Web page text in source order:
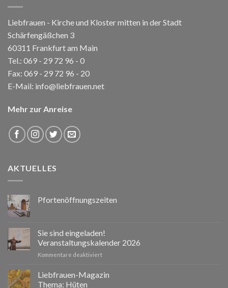
Liebfrauen - Kirche und Kloster mitten in der Stadt
Schärfengäßchen 3
60311 Frankfurt am Main
Tel.: 069 - 29 72 96 - 0
Fax: 069 - 29 72 96 - 20
E-Mail: info@liebfrauen.net
Mehr zur Anreise
AKTUELLES
Pfortenöffnungszeiten
Sie sind eingeladen!
Veranstaltungskalender 2026
Kommentare deaktiviertfür
sind
eingeladen!
Liebfrauen-Magazin
Thema: Hüten